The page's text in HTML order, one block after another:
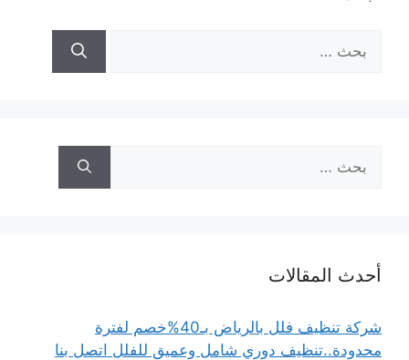
عن:
عن:
أحدث المقالات
شركة تنظيف فلل بالرياض بـ40%خصم لفترة
محدودة..تنظيف دوري شامل وعميق للفلل اتصل بنا